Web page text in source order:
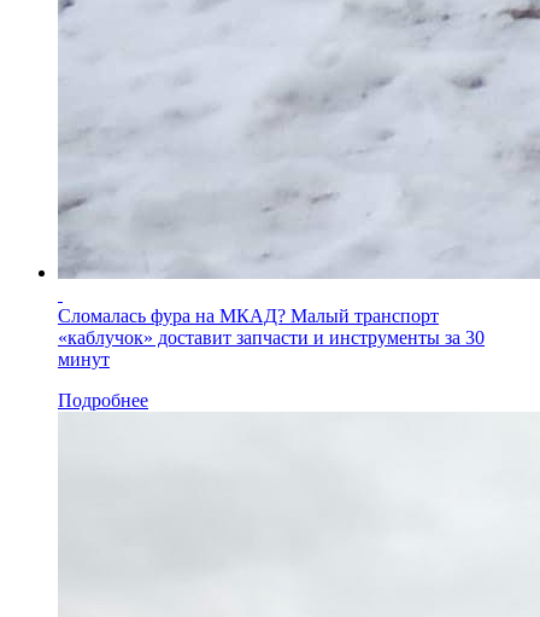
Сломалась фура на МКАД? Малый транспорт
«каблучок» доставит запчасти и инструменты за 30
минут
Подробнее